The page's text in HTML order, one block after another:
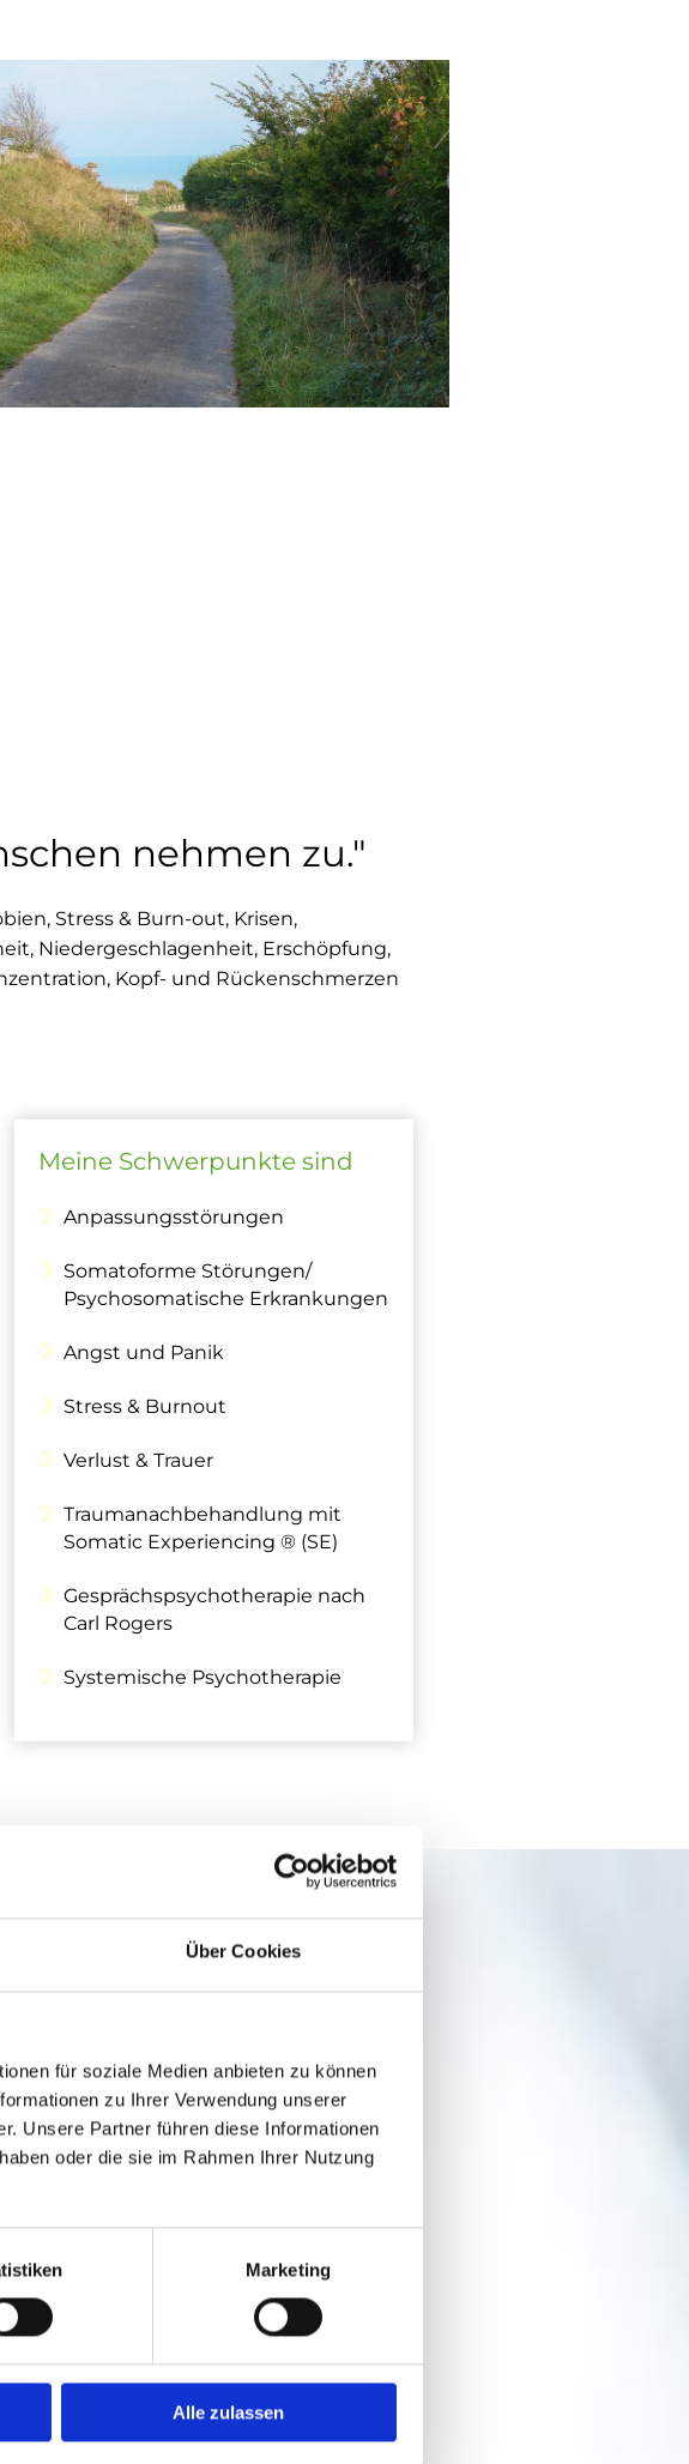
Über Cookies
für soziale Medien anbieten zu können
zu Ihrer Verwendung unserer
Unsere Partner führen diese Informationen
oder die sie im Rahmen Ihrer Nutzung
Marketing
Alle zulassen
nehmen zu."
Stress & Burn-out, Krisen,
Niedergeschlagenheit, Erschöpfung,
Kopf- und Rückenschmerzen
Meine Schwerpunkte sind
Anpassungsstörungen
Somatoforme Störungen/
Psychosomatische Erkrankungen
Angst und Panik
Stress & Burnout
Verlust & Trauer
Traumanachbehandlung mit
Somatic Experiencing ® (SE)
Gesprächspsychotherapie nach
Carl Rogers
Systemische Psychotherapie